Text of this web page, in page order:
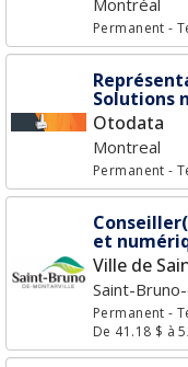
Montréal
Permanent-
Solutions
Otodata
Montreal
Permanent-
et
Ville de
Saint-
Permanent-
De 41.18 $ à